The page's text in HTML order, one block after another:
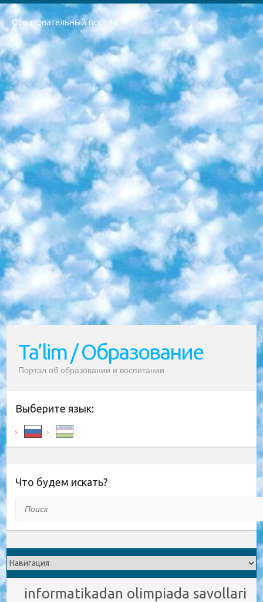
Образовательный портал
РЕСПУБЛИКА УЗБЕКИСТАН МИНИСТРЕРСТВО ДОШКОЛЬНОГО И ШКОЛЬНОГО ОБРАЗОВАНИЯ КОМАНДА в общеобразовательных учреждениях в 2023-2024 учебном году организация и проведение итоговой государственной аттестации обучающихся о Министра дошкольного и школьного образования Республики Узбекистан от 4 марта 2008 года (постановлением Минюста от 20 марта 2008 года № 1778 государственной регистрации) «Итоговое состояние учащихся общего среднего образования на основании положения об утверждении положения об аттестации общего среднего образования выпускной экзамен студентов в образовательных учреждениях в 2023-2024 учебном году В целях организации и прохождения аттестации приказываю: 1. Следующее: перечень предметов, по которым будет проводиться итоговая государственная аттестация и экзамен формы перевода согласно приложению 1; сертификаты международного образца, оценивающие уровень владения иностранными языками перечень согласно приложению 2; 2. Педагогический при специализированных образовательных учреждениях. научно-практический центр квалификации и международной оценки (Д.Давидова) 2024 г. До 25 марта: задания по предметам, по которым будет проводиться итоговая аттестация разработка и утверждение технических условий; итоговая аттестация на основании разработанного предметного задания разработка вопросов по предметам (устно и письменно), экзамен передача; общеобразовательные средние школы и специальные учебные заведения учащиеся выпускных классов школ и интернатов в агентской системе подготовка базы данных экзаменационных материалов и критериев оценки; перевод базы экзаменационных материалов на все языки обучения подать в Республиканский образовательный центр для изготовления; варианты экзаменов на основе разработанных контрольных материалов пусть будут поставлены задачи формирования. 3. Республиканский образовательный центр (Ш.Худайкулов) до 5 апреля 2024 года. до: база данных предоставленных экзаменационных материалов на все языки обучения перевод и экспертиза; для слепых, слабовидящих, глухих, слабослышащих и умственно отсталых детей учащиеся выпускных классов специализированных школ и школ-интернатов база данных экзаменационных материалов на всех преподаваемых языках подготовка критериев оценки; специализированные школы для умственно отсталых детей и технологии для учащихся выпускных классов школ-интернатов разработка соответствующих рекомендаций и критериев проведения ЕГЭ по естествознанию давать задания. 4. Педагогический при специализированных образовательных учреждениях. Научно-практический центр навыков и международной оценки (Д.Давидова), Республика образовательный центр (Худайкулов Ш.) итоговый государственный аттестационный экзамен ориентирован на творческое и логическое мышление при подготовке базы материалов учитывать введение заданий. 5. Следует отметить, что: сертификат государственного образца о знании общеобразовательного предмета и как минимум национальный уровень B1 по предметам на иностранных языках, указанным в Приложении 2. или международно признанный сертификат эквивалентного уровня студенты, изучающие определенный предмет, освобождаются от экзамена; по соответствующим предметам запланирована итоговая государственная аттестация за день до дня, путем жеребьевки Рабочей группой (в письменной форме по предметам, проводимым в форме) из числа сформированных вариантов выбрано 2 варианта; 2 выбранных варианта экзамена анонсированы на официальном сайте министерства и все выпускники по всей стране на основе этих вариантов проводит итоговую государственную аттестацию. 6. Государственное образование учащихся средних общеобразовательных учреждений. знания в соответствии с квалификационными требованиями, которые необходимо приобрести на основании стандартов итоговый (выпускной) контроль для 9 и 11 классов в целях тестирования Экзамены (далее – экзамены) состоят из предметов, перечисленных в приложении 1. будет сделано. 7. Экзамены пройдут с 26 мая по 15 июня 2024 г. (кроме науки физического воспитания). 8. Физическая для учащихся 9 классов общесредних образовательных учреждений. Экзамены по предмету «Образование, квалификация медицина» 1-6 мая 2024 года. сотрудники перевести под присмотр (с отклонениями в физическом или умственном развитии) специализированная школа для детей, школы-интернаты и со сколиозом школы-интернаты санаторного типа для больных детей исключены). 9. Он был слепым, слабовидящим и имел нарушения опорно-двигательного аппарата. экзамены в специализированных школах и интернатах для детей должны проводиться исходя из требований, предъявляемых к общеобразовательным учреждениям (физкультура кроме науки). 10. Специализированная школа для глухих и слабослышащих детей. и экзамены в интернатах и быть реализован в виде письменного теста по математике. 11. Специальность для умственно отсталых детей. Для 9 класса Родной язык и литературное письмо Государственный язык (язык обучения – узбекский). для неклассов) написано Математическое письмо Письменная/устная история Узбекистана Физическое воспитание практично Итоговый контроль Для 11 класса Написание родного языка и литературы (эссе) Математическое письмо Узбекский язык (обучение на узбекском языке) не посещающее общее среднее образование для учреждений)/Образовательное учреждение выбор письменный и устный Иностранный язык письменный/устный Письменная/устная история Узбекистана *По выбору студента:  Химия  Физика  Основы государственного права  География 10 бесплатных образовательных ресурсов - Мы составили подборку онлайн-проектов с интерактивными упражнениями, видеолекциями и статьями. Они помогут вам обрести новые и освежить старые знания бесплатно. 1. «ИНТУИТ» Старейшая образовательная площадка Рунета. Здесь вы найдёте сотни текстовых и видеокурсов на десятки различных тем — от программирования до психологии. Многие курсы подготовлены российскими университетами и крупными международными компаниями вроде Intel и Microsoft. Самостоятельное обучение бесплатное, но желающие могут оплатить услуги персональных наставников. 2. «Смартия» знакомит с актуальными профессиями и подсказывает, как им обучаться. Выбрав заинтересовавшую вас специальность — SMM-специалист, фотограф, веб-дизайнер или другую, — увидите список необходимых для неё умений. Чтобы вы могли освоить их самостоятельно, для каждого умения площадка отображает подборку ссылок на учебные материалы. Хотя «Смартия» ориентируется на русскоязычную аудиторию, часть контента всё же доступна только на английском. 3. «Лекторий Физтеха» Проект Московского физико-технического института (Физтеха). С его помощью вы можете смотреть онлайн серии лекций, записанные на видео в этом вузе. В числе доступных предметов — физика, биология, химия, информационные технологии и другие. К некоторым лекциям администрация ресурса прилагает готовые конспекты, которые можно скачивать в PDF-формате. 4. ITMOcourses Онлайн-площадка Санкт-Петербургского национального исследовательского университета информационных технологий, механики и оптики (ИТМО). Ресурс предоставляет свободный доступ к курсам, разработанным в этом вузе. Каталог материалов разбит на четыре категории: «Оптические системы и технологии», «Приборостроение и робототехника», «Информационные технологии» и «Биотехнологии». Курсы состоят из видеолекций, интерактивных демонстраций и заданий. 5. «КиберЛенинка» Электронная научная библиотека открытого доступа. Каталог площадки регулярно обрастает текстами статей из различных научных изданий. Сгруппированные по журналам и рубрикам публикации можно читать онлайн или скачивать целиком в PDF-формате. Проект нацелен на популяризацию науки за счёт открытого доступа к качественной информации. 6. «ПостНаука» На этом ресурсе публикуют подборки видеолекций, составленные экспертами из разных отраслей и объединённые общими темами. Среди них, к примеру, есть серии «Биоинформатика и геномика», «Культура средневековой Скандинавии» и Cinema Studies о теории кино. Каждая подборка лекций — логически связанная история, рассказанная экспертом от первого лица. Кроме того, на сайте появляются научно-образовательные статьи и тесты на разные темы. 7. «Newочём» Команда проекта «Newочём» отбирает самые интересные тексты из англоязычных СМИ и переводит те из них, за которые голосуют участники сообщества «ВКонтакте». По большей части это научно-популярные статьи. Редакторы придумывают лишь заголовки, в остальном содержание переводов соответствует оригиналам. Полные тексты можно читать прямо в социальной сети. 8. InternetUrok Онлайн-база материалов по основным дисциплинам школьной программы. Информация на сайте структурирована по классам, предметам и темам (урокам). Каждый урок состоит из видеолекций и конспектов. Есть также интерактивные тренажёры и тесты для закрепления пройденного материала. Даже если вы давно окончили школу, возможность повторить программу старших классов всегда может пригодиться. 9. Edutainme Ещё один ресурс об образовании. В отличие от Newtonew, как мне кажется, Edutainme больше ориентируется на представителей индустрии: педагогов, предпринимателей, разработчиков образовательных проектов. Но и любой, кто просто стремится к саморазвитию, найдёт на сайте много полезного и интересного для себя. Например, информацию о новых курсах и образовательных сервисах. 10. Newtonew Онлайн-медиа об образовании и обучении в широком смысле. Авторы Newtonew пишут об инструментах, заведениях, тактиках и стратегиях, которые помогают учить других и получать новые знания самостоятельно. На этой площадке вы найдёте новости, обзоры, аналитические мат
Ta’lim / Образование
Портал об образовании и воспитании
Выберите язык:
Что будем искать?
informatikadan olimpiada savollari